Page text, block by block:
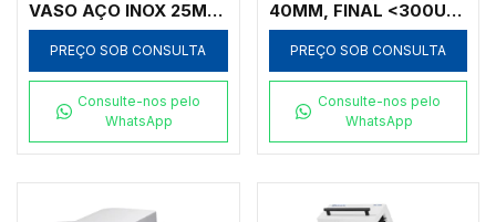
VASO AÇO INOX 25ML,
SEM AUTOFILL, 110V
PREÇO SOB CONSULTA
Consulte-nos pelo
WhatsApp
40MM, FINAL <300UM,
VASO PLÁSTICO 5L,
FACA AÇO INOX, 220V
PREÇO SOB CONSULTA
Consulte-nos pelo
WhatsApp